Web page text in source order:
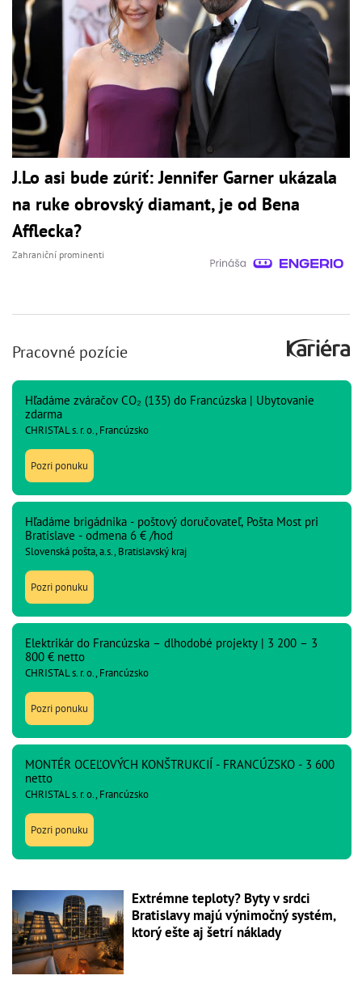
J.Lo asi bude zúriť: Jennifer Garner ukázala
na ruke obrovský diamant, je od Bena
Afflecka?
Zahraniční prominenti
Pracovné pozície
Hľadáme zváračov CO₂ (135) do Francúzska | Ubytovanie
zdarma
CHRISTAL s. r. o., Francúzsko
Pozri ponuku
Hľadáme brigádnika - poštový doručovateľ, Pošta Most pri
Bratislave - odmena 6 € /hod
Slovenská pošta, a.s., Bratislavský kraj
Pozri ponuku
Elektrikár do Francúzska – dlhodobé projekty | 3 200 – 3
800 € netto
CHRISTAL s. r. o., Francúzsko
Pozri ponuku
MONTÉR OCEĽOVÝCH KONŠTRUKCIÍ - FRANCÚZSKO - 3 600
netto
CHRISTAL s. r. o., Francúzsko
Pozri ponuku
Extrémne teploty? Byty v srdci
Bratislavy majú výnimočný systém,
ktorý ešte aj šetrí náklady